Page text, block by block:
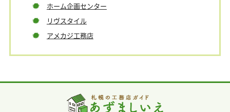
ホーム企画センター
リヴスタイル
アメカジ工務店